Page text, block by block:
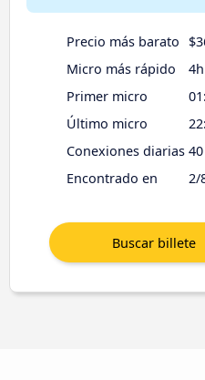
Precio más barato
Micro más rápido
Primer micro
Último micro
Conexiones diarias
Encontrado en
2/